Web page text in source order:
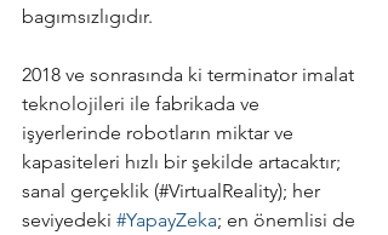
bagımsızlıgıdır.
2018 ve sonrasında ki terminator imalat
teknolojileri ile fabrikada ve
işyerlerinde robotların miktar ve
kapasiteleri hızlı bir şekilde artacaktır;
sanal gerçeklik (#VirtualReality); her
seviyedeki #YapayZeka; en önemlisi de